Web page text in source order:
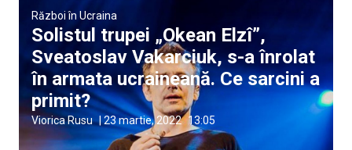
Război în Ucraina
Solistul trupei „Okean Elzî”,
Sveatoslav Vakarciuk, s-a înrolat
în armata ucraineană. Ce sarcini a
primit?
Viorica Rusu |23 martie, 2022 13:05